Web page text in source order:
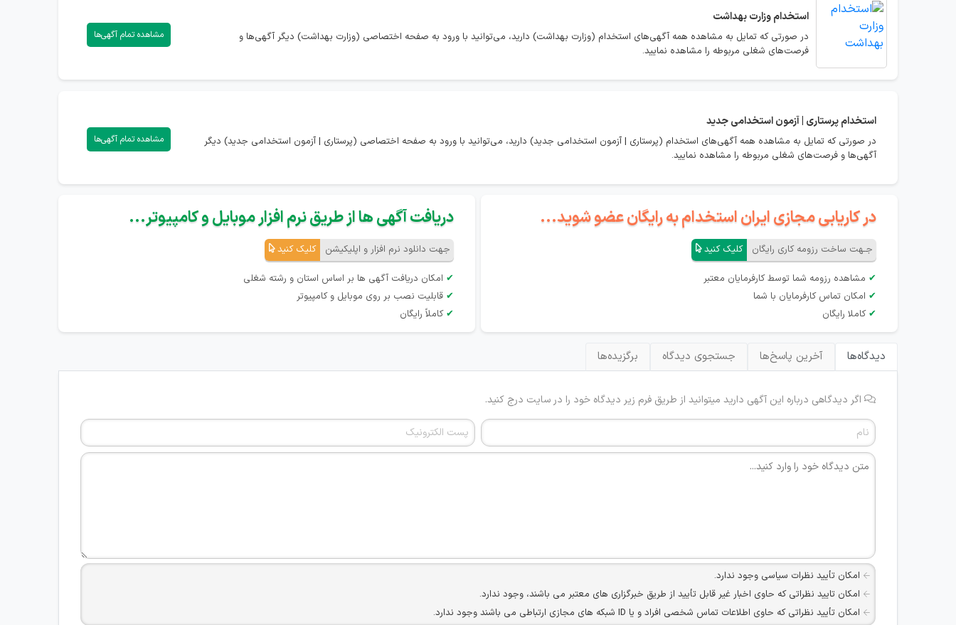
استخداموزارت بهداشت
در صورتی که تمایل به مشاهده همه آگهی‌های استخدام (وزارت بهداشت) دارید، می‌توانید با ورود به صفحه اختصاصی (وزارت بهداشت) دیگر آگهی‌ها و
فرصت‌های شغلی مربوطه را مشاهده نمایید.
مشاهده تمام آگهی‌ها
استخدامپرستاری | آزمون استخدامی جدید
در صورتی که تمایل به مشاهده همه آگهی‌های استخدام (پرستاری | آزمون استخدامی جدید) دارید، می‌توانید با ورود به صفحه اختصاصی (پرستاری | آزمون استخدامی جدید) دیگر
آگهی‌ها و فرصت‌های شغلی مربوطه را مشاهده نمایید.
مشاهده تمام آگهی‌ها
در کاریابی مجازی ایران استخدام به رایگان عضو شوید...
جـهت ساخت رزومه کاری رایگان کلیک کنید
✔ مشاهده رزومه شما توسط کارفرمایان معتبر
✔ امکان تماس کارفرمایان با شما
✔ کاملا رایگان
دریافت آگهی ها از طریق نرم افزار موبایل و کامپیوتر...
جهت دانلود نرم افزار و اپلیکیشن کلیک کنید
✔ امکان دریافت آگهی ها بر اساس استان و رشته شغلی
✔ قابلیت نصب بر روی موبایل و کامپیوتر
✔ کاملاً رایگان
دیدگاه‌ها آخرین پاسخ‌ها جستجوی دیدگاه برگزیده‌ها
اگر دیدگاهی درباره این آگهی دارید میتوانید از طریق فرم زیر دیدگاه خود را در سایت درج کنید.
امکان تأیید نظرات سیاسی وجود ندارد.
امکان تایید نظراتی که حاوی اخبار غیر قابل تأیید از طریق خبرگزاری های معتبر می باشند، وجود ندارد.
امکان تأیید نظراتی که حاوی اطلاعات تماس شخصی افراد و یا ID شبکه های مجازی ارتباطی می باشند وجود ندارد.